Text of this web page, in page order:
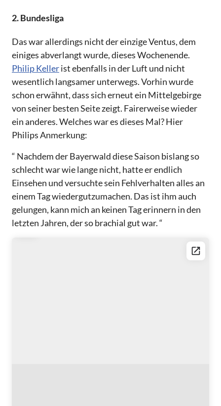
2. Bundesliga
Das war allerdings nicht der einzige Ventus, dem
einiges abverlangt wurde, dieses Wochenende.
Philip Kellerist ebenfalls in der Luft und nicht
wesentlich langsamer unterwegs. Vorhin wurde
schon erwähnt, dass sich erneut ein Mittelgebirge
von seiner besten Seite zeigt. Fairerweise wieder
ein anderes. Welches war es dieses Mal? Hier
Philips Anmerkung:
“ Nachdem der Bayerwald diese Saison bislang so
schlecht war wie lange nicht, hatte er endlich
Einsehen und versuchte sein Fehlverhalten alles an
einem Tag wiedergutzumachen. Das ist ihm auch
gelungen, kann mich an keinen Tag erinnern in den
letzten Jahren, der so brachial gut war. “